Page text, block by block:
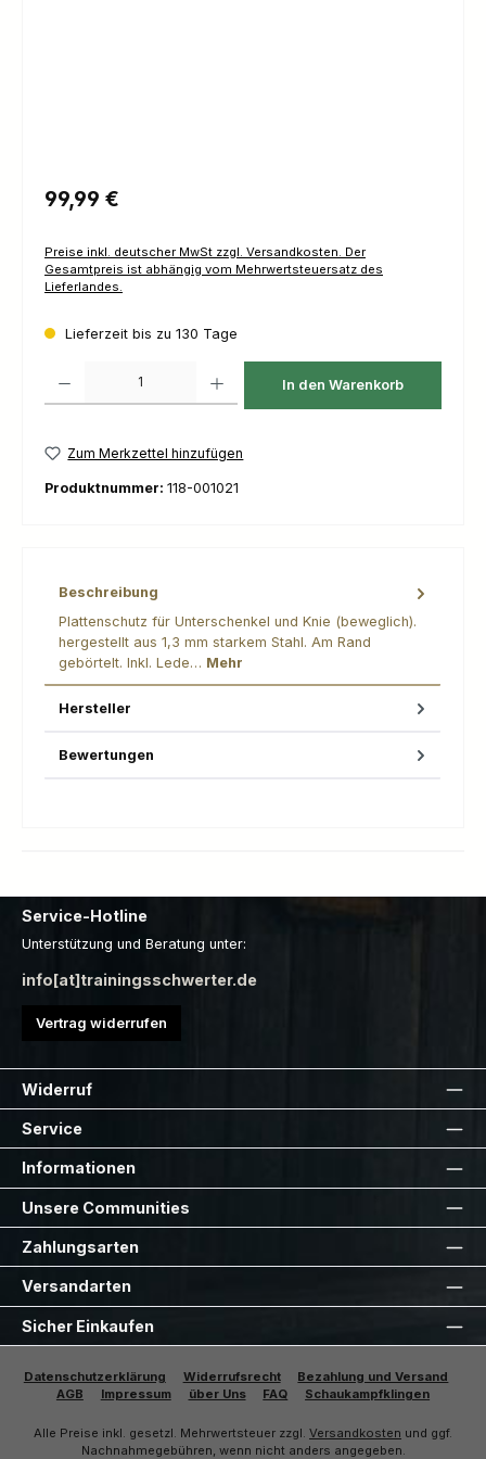
Regulärer Preis:
99,99 €
Preise inkl. deutscher MwSt zzgl. Versandkosten. Der
Gesamtpreis ist abhängig vom Mehrwertsteuersatz des
Lieferlandes.
Lieferzeit bis zu 130 Tage
In den Warenkorb
Zum Merkzettel hinzufügen
Produktnummer: 118-001021
Beschreibung
Plattenschutz für Unterschenkel und Knie (beweglich).
hergestellt aus 1,3 mm starkem Stahl. Am Rand
gebörtelt. Inkl. Lede… Mehr
Hersteller
Bewertungen
Service-Hotline
Unterstützung und Beratung unter:
info[at]trainingsschwerter.de
Vertrag widerrufen
Widerruf
Service
Informationen
Unsere Communities
Zahlungsarten
Versandarten
Sicher Einkaufen
Datenschutzerklärung Widerrufsrecht
Bezahlung und Versand
AGB
Impressum über Uns FAQ Schaukampfklingen
Alle Preise inkl. gesetzl. Mehrwertsteuer zzgl. Versandkosten und ggf.
Nachnahmegebühren, wenn nicht anders angegeben.